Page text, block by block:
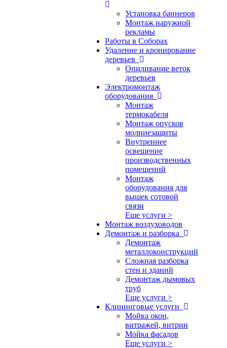
Установка баннеров
Монтаж наружной
рекламы
Работы в Соборах
Удаление и кронирование
деревьев
Опиливание веток
деревьев
Электромонтаж
оборудования
Монтаж
термокабеля
Монтаж опусков
молниезащиты
Внутреннее
освещение
производственных
помещений
Монтаж
оборудования для
вышек сотовой
связи
Еще услуги >
Монтаж воздуховодов
Демонтаж и разборка
Демонтаж
металлоконструкций
Сложная разборка
стен и зданий
Демонтаж дымовых
труб
Еще услуги >
Клининговые услуги
Мойка окон,
витражей, витрин
Мойка фасадов
Еще услуги >